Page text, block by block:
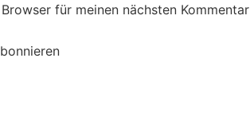
für meinen nächsten Kommentar